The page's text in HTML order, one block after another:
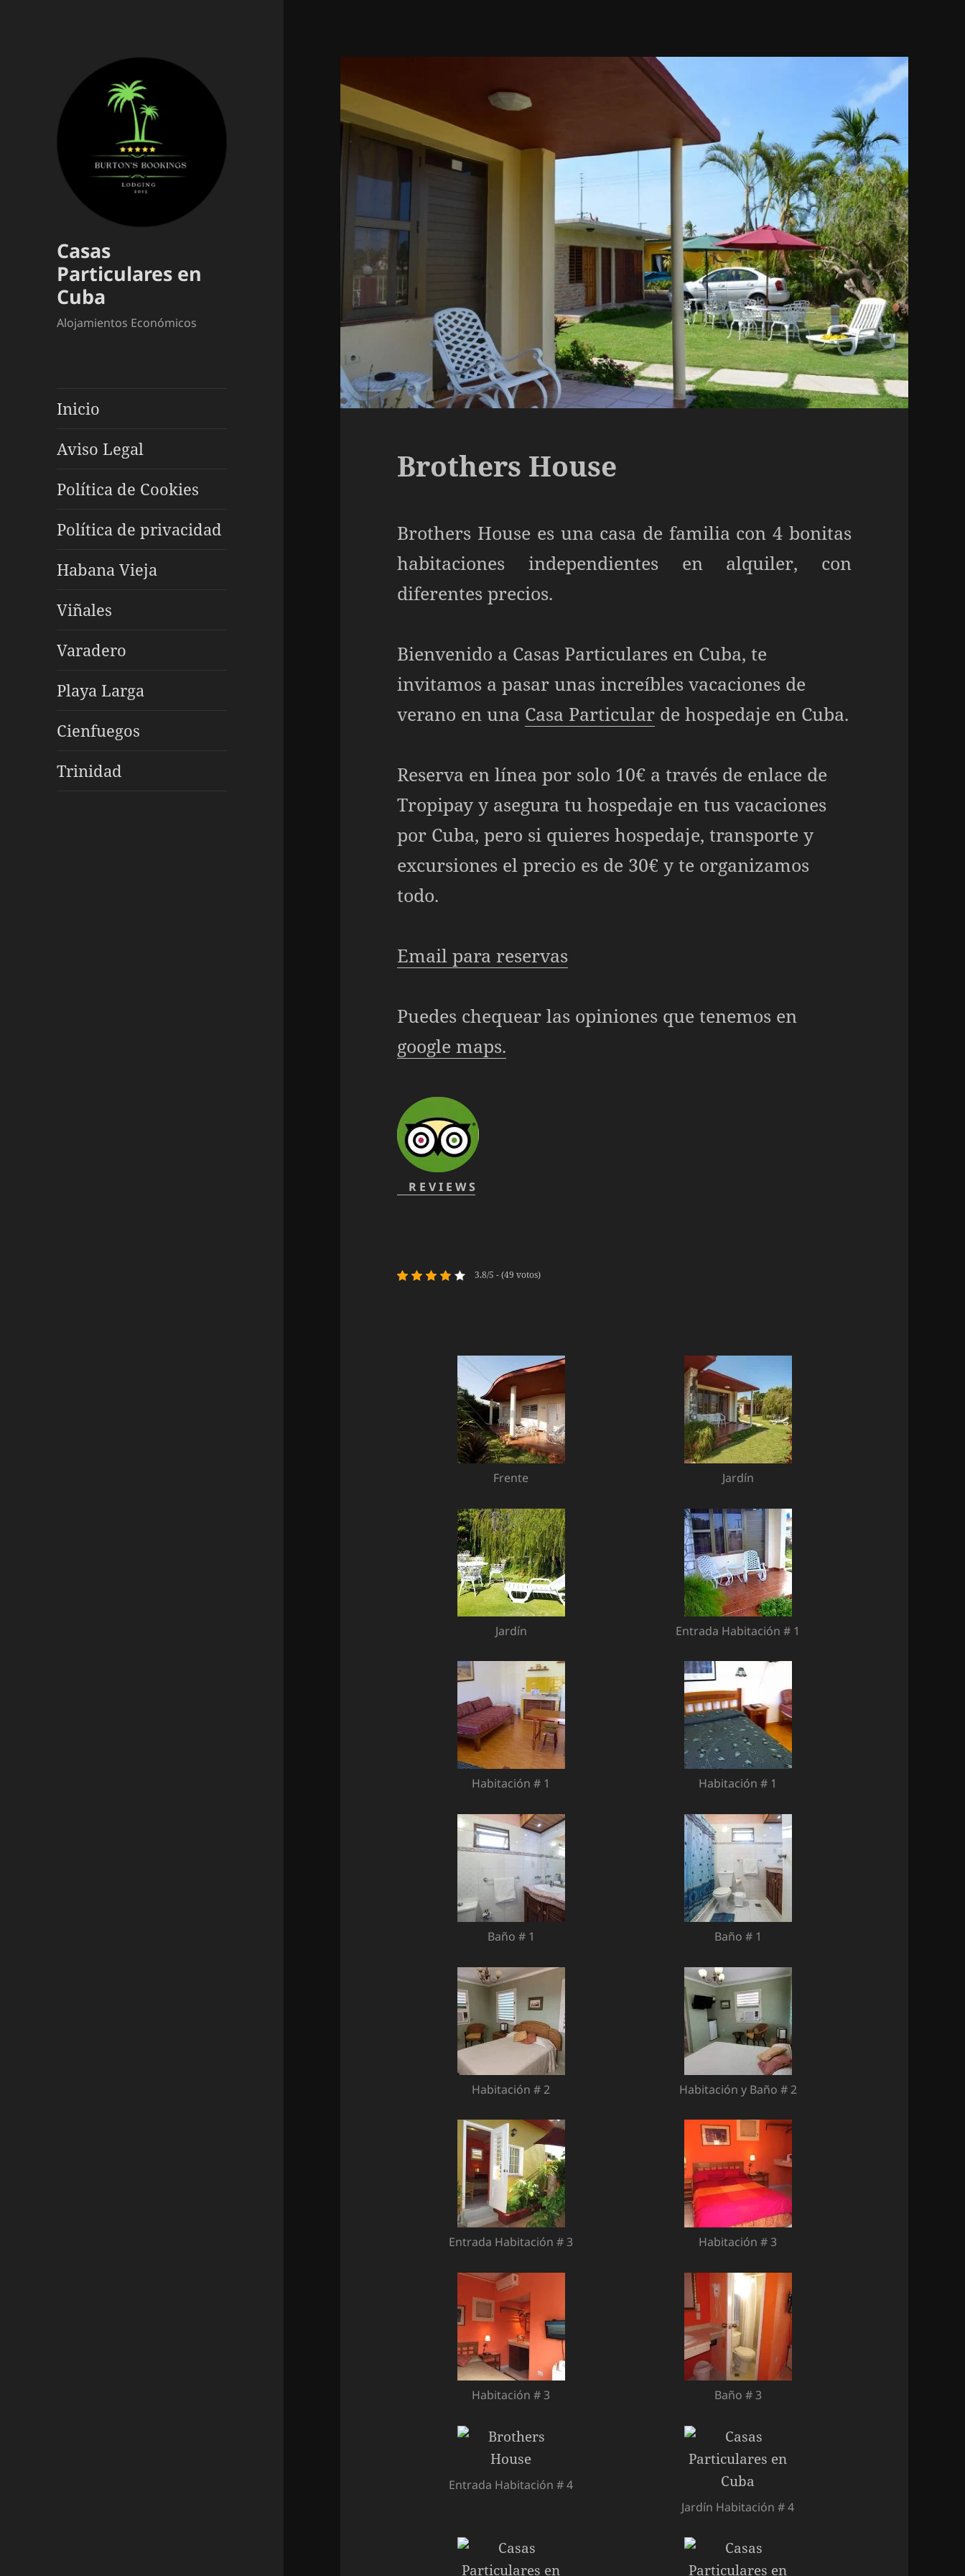
Casas
Particulares en
Cuba
Alojamientos Económicos
Inicio
Aviso Legal
Política de Cookies
Política de privacidad
Habana Vieja
Viñales
Varadero
Playa Larga
Cienfuegos
Trinidad
Brothers House
Brothers House es una casa de familia con 4 bonitas
habitaciones independientes en alquiler, con
diferentes precios.
Bienvenido a Casas Particulares en Cuba, te
invitamos a pasar unas increíbles vacaciones de
verano en una Casa Particular de hospedaje en Cuba.
Reserva en línea por solo 10€ a través de enlace de
Tropipay y asegura tu hospedaje en tus vacaciones
por Cuba, pero si quieres hospedaje, transporte y
excursiones el precio es de 30€ y te organizamos
todo.
Email para reservas
Puedes chequear las opiniones que tenemos en
google maps.
R E V I E W S
3.8/5 - (49 votos)
Frente Jardín
Jardín Entrada Habitación # 1
Habitación # 1 Habitación # 1
Baño # 1 Baño # 1
Habitación # 2 Habitación y Baño # 2
Entrada Habitación # 3 Habitación # 3
Habitación # 3 Baño # 3
Entrada Habitación # 4
Jardín Habitación # 4